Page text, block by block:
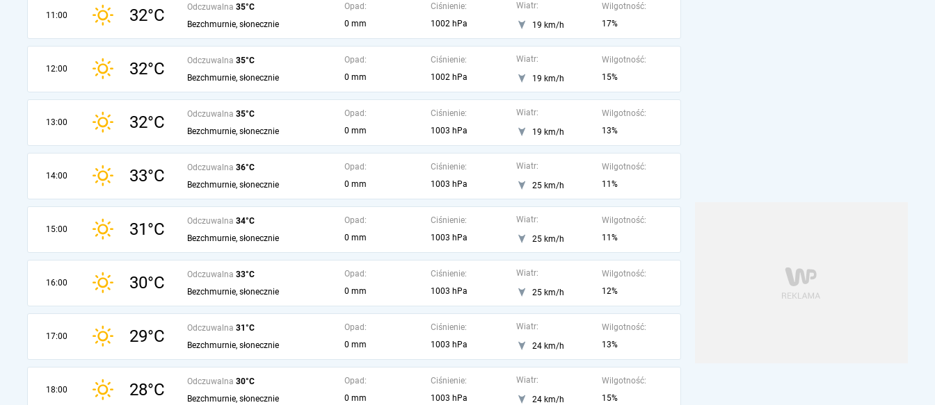
11:00 32°C Odczuwalna 35°C
Bezchmurnie, słonecznie
Opad:
0 mm
Ciśnienie:
1002 hPa
Wiatr:
19 km/h
Wilgotność:
17%
12:00 32°C Odczuwalna 35°C
Bezchmurnie, słonecznie
Opad:
0 mm
Ciśnienie:
1002 hPa
Wiatr:
19 km/h
Wilgotność:
15%
13:00 32°C Odczuwalna 35°C
Bezchmurnie, słonecznie
Opad:
0 mm
Ciśnienie:
1003 hPa
Wiatr:
19 km/h
Wilgotność:
13%
14:00 33°C Odczuwalna 36°C
Bezchmurnie, słonecznie
Opad:
0 mm
Ciśnienie:
1003 hPa
Wiatr:
25 km/h
Wilgotność:
11%
15:00 31°C Odczuwalna 34°C
Bezchmurnie, słonecznie
Opad:
0 mm
Ciśnienie:
1003 hPa
Wiatr:
25 km/h
Wilgotność:
11%
16:00 30°C Odczuwalna 33°C
Bezchmurnie, słonecznie
Opad:
0 mm
Ciśnienie:
1003 hPa
Wiatr:
25 km/h
Wilgotność:
12%
17:00 29°C Odczuwalna 31°C
Bezchmurnie, słonecznie
Opad:
0 mm
Ciśnienie:
1003 hPa
Wiatr:
24 km/h
Wilgotność:
13%
18:00 28°C Odczuwalna 30°C
Bezchmurnie, słonecznie
Opad:
0 mm
Ciśnienie:
1003 hPa
Wiatr:
24 km/h
Wilgotność:
15%